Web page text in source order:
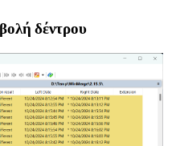
δέντρου